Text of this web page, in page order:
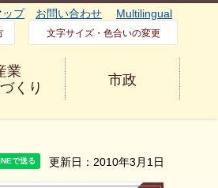
ップ お問い合わせ Multilingual
文字サイズ・色合いの変更
業
くり
市政
更新日：2010年3月1日